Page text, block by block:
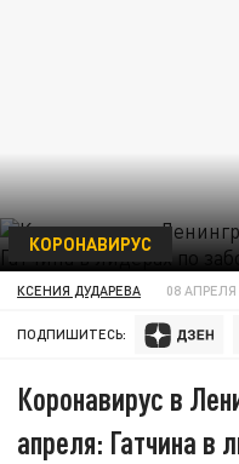
КОРОНАВИРУС
КСЕНИЯ ДУДАРЕВА 08 АПРЕЛЯ
ПОДПИШИТЕСЬ:
Коронавирус в
апреля: Гатчина в